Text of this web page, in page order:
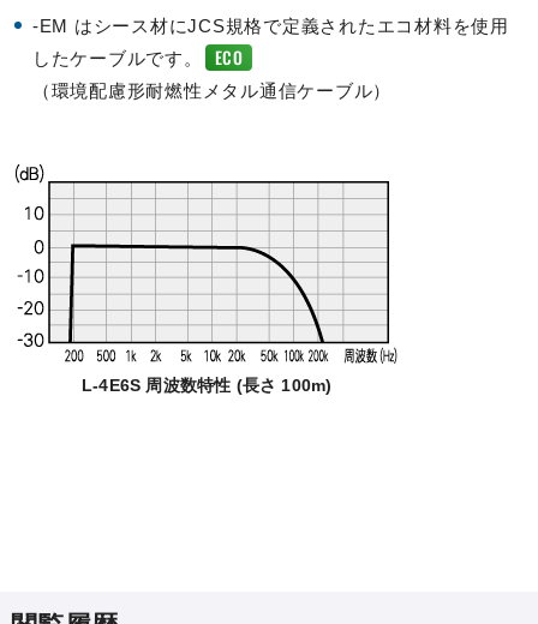
-EM はシース材にJCS規格で定義されたエコ材料を使用
したケーブルです。
ECO
（環境配慮形耐燃性メタル通信ケーブル）
L-4E6S 周波数特性 (長さ 100m)